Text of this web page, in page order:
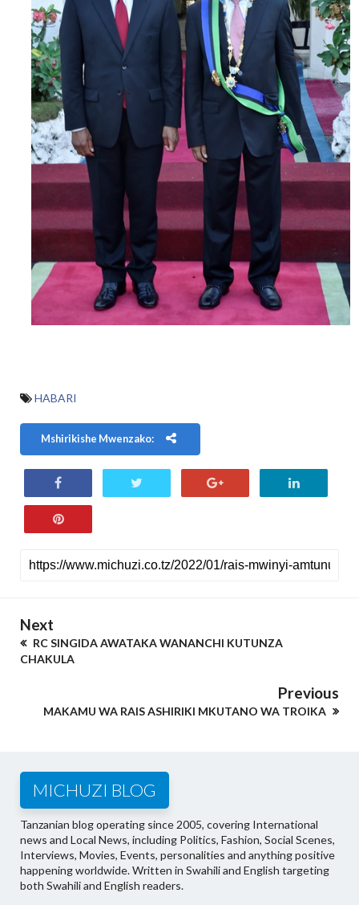
HABARI
Mshirikishe Mwenzako:
Next
RC SINGIDA AWATAKA WANANCHI KUTUNZA
CHAKULA
Previous
MAKAMU WA RAIS ASHIRIKI MKUTANO WA TROIKA
MICHUZI BLOG
Tanzanian blog operating since 2005, covering International
news and Local News, including Politics, Fashion, Social Scenes,
Interviews, Movies, Events, personalities and anything positive
happening worldwide. Written in Swahili and English targeting
both Swahili and English readers.